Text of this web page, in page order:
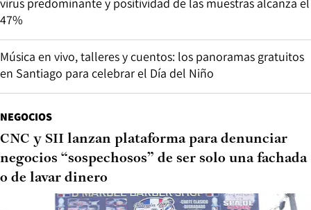
virus predominante y positividad de las muestras alcanza el
47%
Música en vivo, talleres y cuentos: los panoramas gratuitos
en Santiago para celebrar el Día del Niño
NEGOCIOS
CNC y SII lanzan plataforma para denunciar
negocios “sospechosos” de ser solo una fachada
o de lavar dinero